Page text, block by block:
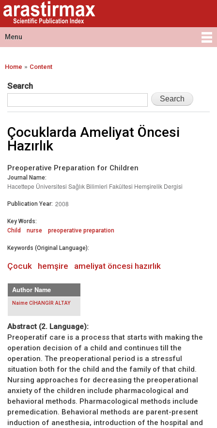
Skip to
main
content
Arastirmax
- Scientific
Publication
Index
Arastirmax
Scientific
Publication
Index
Menu
Main menu
You are here
Home » Content
Search
Çocuklarda Ameliyat Öncesi
Hazırlık
Preoperative Preparation for Children
Journal Name:
Hacettepe Üniversitesi Sağlık Bilimleri Fakültesi Hemşirelik Dergisi
Publication Year: 2008
Key Words:
Child
nurse preoperative preparation
Keywords (Original Language):
Çocuk hemşire ameliyat öncesi hazırlık
Author Name
Naime CİHANGİR ALTAY
Abstract (2. Language):
Preoperatif care is a process that starts with making the
operation decision of a child and continues till the
operation. The preoperational period is a stressful
situation both for the child and the family of that child.
Nursing approaches for decreasing the preoperational
anxiety of the children include pharmacological and
behavioral methods. Pharmacological methods include
premedication. Behavioral methods are parent-present
induction of anesthesia, introduction of the hospital and